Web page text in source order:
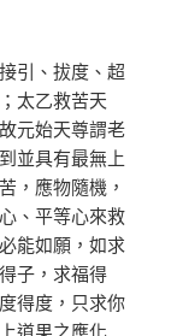
引、拔度、超
太乙救苦天
元始天尊謂老
並具有最無上
，應物隨機，
、平等心來救
能如願，如求
子，求福得
得度，只求你
道果之應化